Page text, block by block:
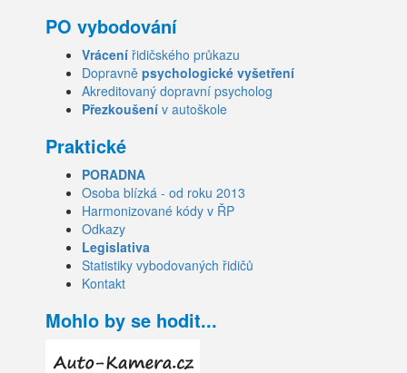
PO vybodování
Vrácení řidičského průkazu
Dopravně psychologické vyšetření
Akreditovaný dopravní psycholog
Přezkoušení v autoškole
Praktické
PORADNA
Osoba blízká - od roku 2013
Harmonizované kódy v ŘP
Odkazy
Legislativa
Statistiky vybodovaných řidičů
Kontakt
Mohlo by se hodit...